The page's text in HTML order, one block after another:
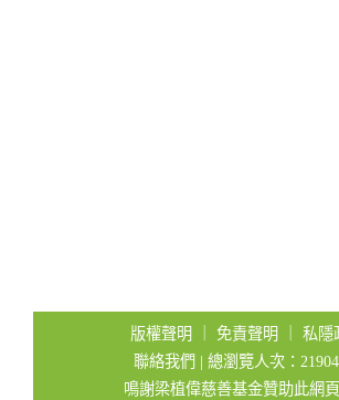
版權聲明 免責聲明
私隱
聯絡我們 | 總瀏覽人次：
鳴謝梁植偉慈善基金贊助此網